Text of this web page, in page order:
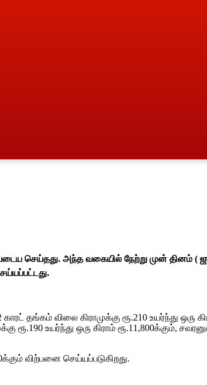
செய்தது. அந்த வகையில் நேற்று முன் தினம் (
விலை கிராமுக்கு ரூ.210 உயர்ந்து ஒரு
உயர்ந்து ஒரு கிராம் ரூ.11,800க்கும்,
விற்பனை செய்யப்படுகிறது.